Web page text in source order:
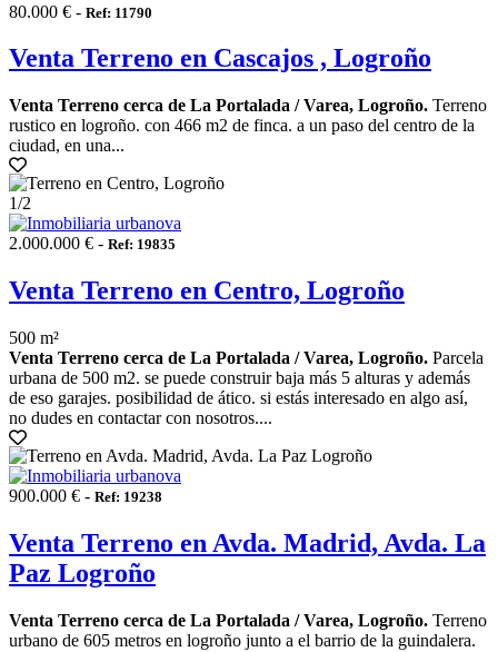
80.000 € - Ref: 11790
Venta Terreno en Cascajos , Logroño
Venta Terreno cerca de La Portalada / Varea, Logroño. Terreno
rustico en logroño. con 466 m2 de finca. a un paso del centro de la
ciudad, en una...
1/2
2.000.000 € - Ref: 19835
Venta Terreno en Centro, Logroño
500 m²
Venta Terreno cerca de La Portalada / Varea, Logroño. Parcela
urbana de 500 m2. se puede construir baja más 5 alturas y además
de eso garajes. posibilidad de ático. si estás interesado en algo así,
no dudes en contactar con nosotros....
900.000 € - Ref: 19238
Venta Terreno en Avda. Madrid, Avda. La
Paz Logroño
Venta Terreno cerca de La Portalada / Varea, Logroño. Terreno
urbano de 605 metros en logroño junto a el barrio de la guindalera.